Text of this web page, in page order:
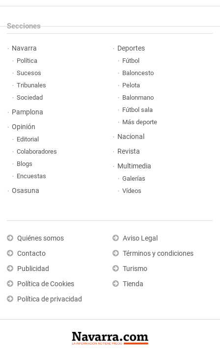
Secciones
Navarra
Política
Sucesos
Tribunales
Sociedad
Pamplona
Opinión
Editorial
Colaboradores
Blogs
Encuestas
Osasuna
Deportes
Fútbol
Baloncesto
Pelota
Balonmano
Fútbol sala
Más deporte
Nacional
Revista
Multimedia
Galerías
Vídeos
Quiénes somos
Contacto
Publicidad
Política de Cookies
Política de privacidad
Aviso Legal
Términos y condiciones
Turismo
Tienda